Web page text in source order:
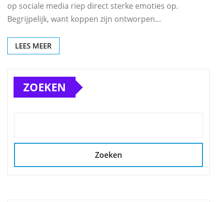
op sociale media riep direct sterke emoties op.
Begrijpelijk, want koppen zijn ontworpen…
LEES MEER
ZOEKEN
Zoeken